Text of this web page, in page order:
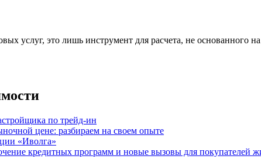
услуг, это лишь инструмент для расчета, не основанного
по трейд-ин
цене: разбираем на своем опыте
«Иволга»
кредитных программ и новые вызовы для покупателей